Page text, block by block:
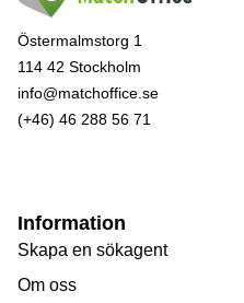
Östermalmstorg 1
114 42 Stockholm
info@matchoffice.se
(+46) 46 288 56 71
Information
Skapa en sökagent
Om oss